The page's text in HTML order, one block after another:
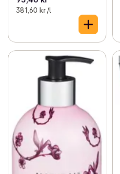
381,60 kr /l